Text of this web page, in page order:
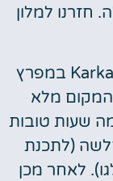
למלון
מוזיאון המדע esplora שבKarkala במפרץ
מלא
שעות טובות
(לתכנת
לאחר מכן